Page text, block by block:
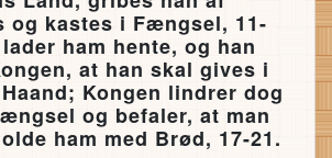
og kastes i Fængsel, 11-
ham hente, og han
at han skal gives i
Kongen lindrer dog
og befaler, at man
ham med Brød, 17-21.